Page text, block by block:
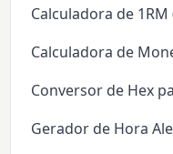
Calculadora de
Calculadora de
Conversor de Hex
Gerador de Hora